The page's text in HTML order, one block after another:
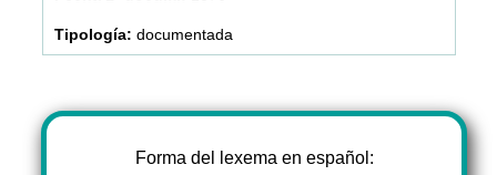
documentada
Forma del lexema en español: